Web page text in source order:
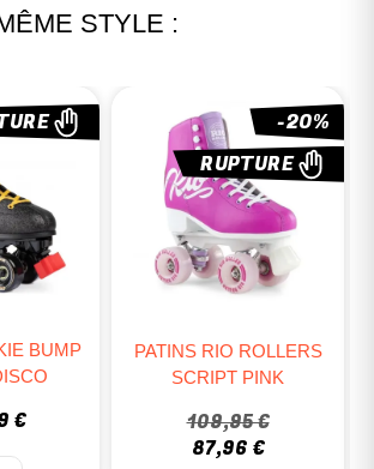
STYLE :
-20%
€
-25%
RUPTURE
PATINS ROOKIE LEGACY
TIE DYE
89,99 €
67,49 €